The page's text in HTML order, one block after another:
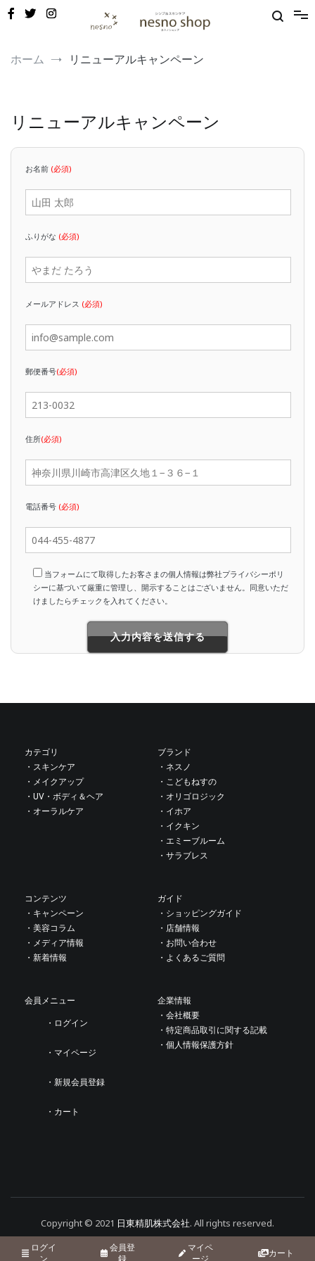
nesno（ネスノ）公式
ホーム
リニューアルキャンペーン
リニューアルキャンペーン
お名前 (必須)
ふりがな (必須)
メールアドレス (必須)
郵便番号(必須)
住所(必須)
電話番号 (必須)
当フォームにて取得したお客さまの個人情報は弊社プライバシーポリ
シーに基づいて厳重に管理し、開示することはございません。同意いただ
けましたらチェックを入れてください。
カテゴリ
・スキンケア
・メイクアップ
・UV・ボディ＆ヘア
・オーラルケア
ブランド
・ネスノ
・こどもねすの
・オリゴロジック
・イホア
・イクキン
・エミーブルーム
・サラブレス
コンテンツ
・キャンペーン
・美容コラム
・メディア情報
・新着情報
ガイド
・ショッピングガイド
・店舗情報
・お問い合わせ
・よくあるご質問
会員メニュー
・ログイン
・マイページ
・新規会員登録
・カート
企業情報
・会社概要
・特定商品取引に関する記載
・個人情報保護方針
Copyright © 2021 日東精肌株式会社. All rights reserved.
ログイ
ン
会員登
録
マイペ
ージ
カート